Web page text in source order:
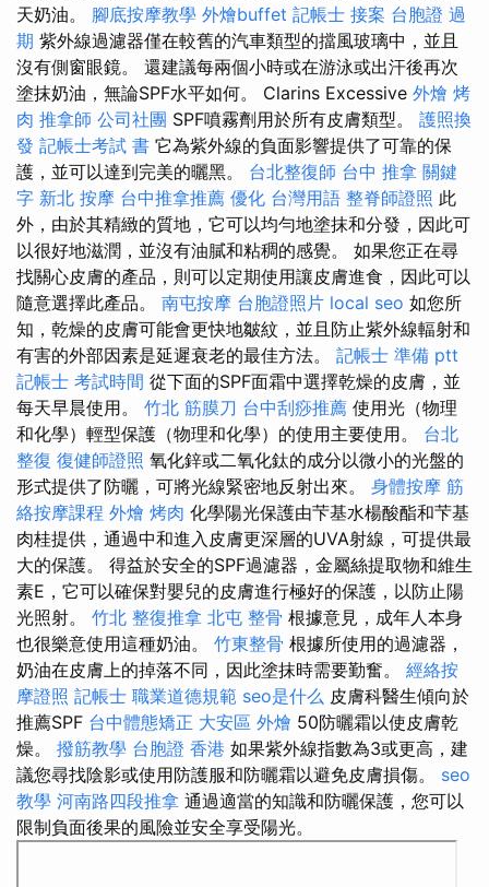
天奶油。 腳底按摩教學 外燴buffet 記帳士 接案 台胞證 過
期 紫外線過濾器僅在較舊的汽車類型的擋風玻璃中，並且
沒有側窗眼鏡。 還建議每兩個小時或在游泳或出汗後再次
塗抹奶油，無論SPF水平如何。 Clarins Excessive 外燴 烤
肉 推拿師 公司社團 SPF噴霧劑用於所有皮膚類型。 護照換
發 記帳士考試 書 它為紫外線的負面影響提供了可靠的保
護，並可以達到完美的曬黑。 台北整復師 台中 推拿 關鍵
字 新北 按摩 台中推拿推薦 優化 台灣用語 整脊師證照 此
外，由於其精緻的質地，它可以均勻地塗抹和分發，因此可
以很好地滋潤，並沒有油膩和粘稠的感覺。 如果您正在尋
找關心皮膚的產品，則可以定期使用讓皮膚進食，因此可以
隨意選擇此產品。 南屯按摩 台胞證照片 local seo 如您所
知，乾燥的皮膚可能會更快地皺紋，並且防止紫外線輻射和
有害的外部因素是延遲衰老的最佳方法。 記帳士 準備 ptt
記帳士 考試時間 從下面的SPF面霜中選擇乾燥的皮膚，並
每天早晨使用。 竹北 筋膜刀 台中刮痧推薦 使用光（物理
和化學）輕型保護（物理和化學）的使用主要使用。 台北
整復 復健師證照 氧化鋅或二氧化鈦的成分以微小的光盤的
形式提供了防曬，可將光線緊密地反射出來。 身體按摩 筋
絡按摩課程 外燴 烤肉 化學陽光保護由芐基水楊酸酯和芐基
肉桂提供，通過中和進入皮膚更深層的UVA射線，可提供最
大的保護。 得益於安全的SPF過濾器，金屬絲提取物和維生
素E，它可以確保對嬰兒的皮膚進行極好的保護，以防止陽
光照射。 竹北 整復推拿 北屯 整骨 根據意見，成年人本身
也很樂意使用這種奶油。 竹東整骨 根據所使用的過濾器，
奶油在皮膚上的掉落不同，因此塗抹時需要勤奮。 經絡按
摩證照 記帳士 職業道德規範 seo是什么 皮膚科醫生傾向於
推薦SPF 台中體態矯正 大安區 外燴 50防曬霜以使皮膚乾
燥。 撥筋教學 台胞證 香港 如果紫外線指數為3或更高，建
議您尋找陰影或使用防護服和防曬霜以避免皮膚損傷。 seo
教學 河南路四段推拿 通過適當的知識和防曬保護，您可以
限制負面後果的風險並安全享受陽光。